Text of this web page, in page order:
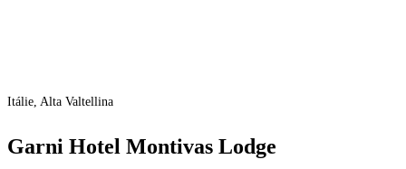
Itálie, Alta Valtellina
Garni Hotel Montivas Lodge